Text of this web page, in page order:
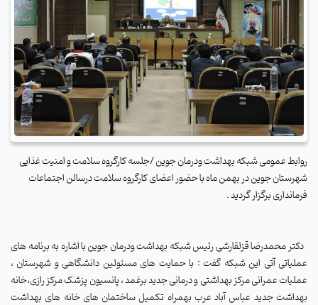
روابط عمومی شبکه بهداشت ودرمان جوین /جلسه کارگروه سلامت و امنیت غذایی
شهرستان جوین در بهمن ماه با حضور اعضای کارگروه سلامت درسالن اجتماعات
فرمانداری برگزار گردید.
دکتر محمدرضا قزلقارشی رئیس شبکه بهداشت ودرمان جوین با اشاره به برنامه های
عملیاتی آتی این شبکه گفت : با حمایت های مسئولین دانشگاهی و شهرستان ،
عملیات عمرانی مرکز بهداشتی و درمانی جدید برغمد ، پانسیون پزشک مرکز رازی،خانه
بهداشت جدید عباس آباد عرب بهمراه تکمیل ساختمان های خانه های بهداشت